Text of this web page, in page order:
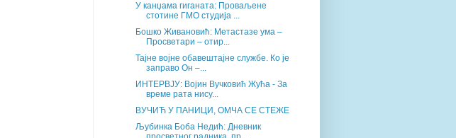
У канџама гиганата: Проваљене
стотине ГМО студија ...
Бошко Живановић: Метастазе ума –
Просветари – отир...
Тајне војне обавештајне службе. Ко је
заправо Он –...
ИНТЕРВЈУ: Војин Вучковић Жућа - За
време рата нису...
ВУЧИЋ У ПАНИЦИ, ОМЧА СЕ СТЕЖЕ
Љубинка Боба Недић: Дневник